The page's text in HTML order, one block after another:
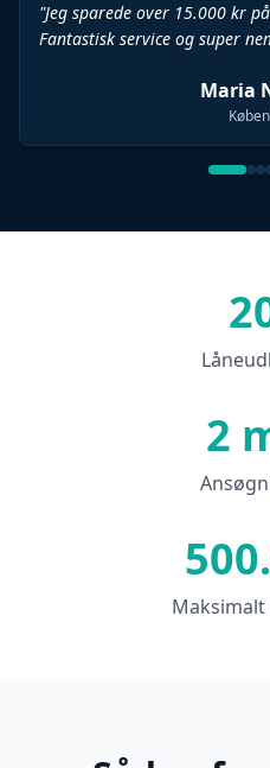
"Bedste beslutning jeg har
drømmebil med fantastiske
Anders
2